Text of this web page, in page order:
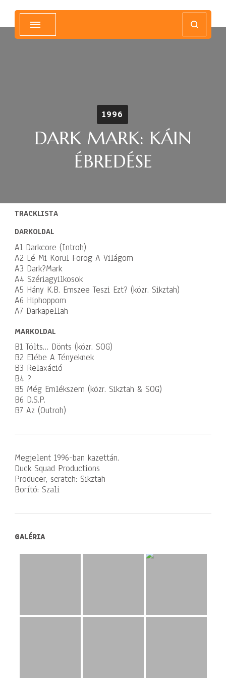
1996
DARK MARK: KÁIN
ÉBREDÉSE
TRACKLISTA
DARKOLDAL
A1 Darkcore (Introh)
A2 Lé Mi Körül Forog A Világom
A3 Dark?Mark
A4 Szériagyilkosok
A5 Hány K.B. Emszee Teszi Ezt? (közr. Sikztah)
A6 Hiphoppom
A7 Darkapellah
MARKOLDAL
B1 Tölts… Dönts (közr. SOG)
B2 Elébe A Tényeknek
B3 Relaxáció
B4 ?
B5 Még Emlékszem (közr. Sikztah & SOG)
B6 D.S.P.
B7 Az (Outroh)
Megjelent 1996-ban kazettán.
Duck Squad Productions
Producer, scratch: Sikztah
Borító: Szali
GALÉRIA